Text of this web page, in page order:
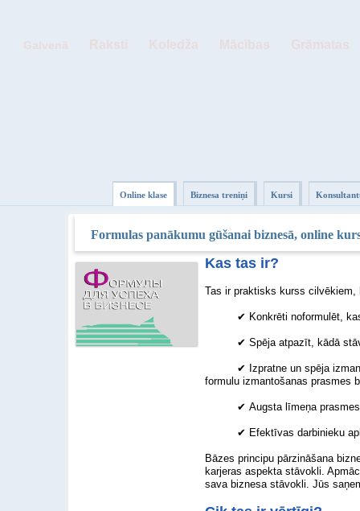
Galvenā Raksti Koledža Mācības Grāmatas
Online klase Biznesa treniņi Kursi
Formulas panākumu gūšanai biznesā, online
Kas tas ir?
Tas ir praktisks kurss
✔ Konkrēti noformulēt,
✔ Spēja atpazīt, kādā
✔ Izpratne un spēja
formulu izmantošanas prasmes
✔ Augsta līmeņa
✔ Efektīvas darbinieku
Bāzes principu pārzināšana
karjeras aspekta stāvokli.
sava biznesa stāvokli. Jūs